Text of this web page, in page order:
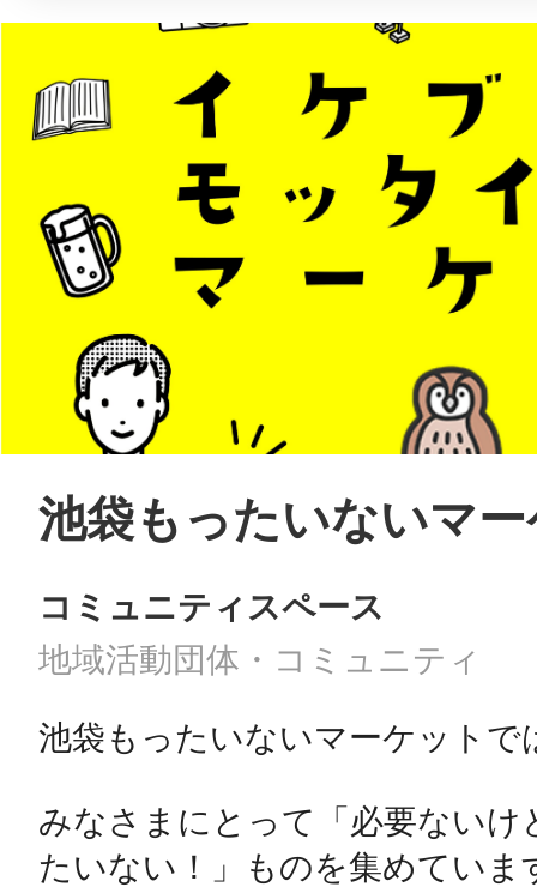
池袋もったいないマ
コミュニティスペース
地域活動団体・コミュニティ
池袋もったいないマーケットで
みなさまにとって「必要ないけ
たいない！」ものを集めていま